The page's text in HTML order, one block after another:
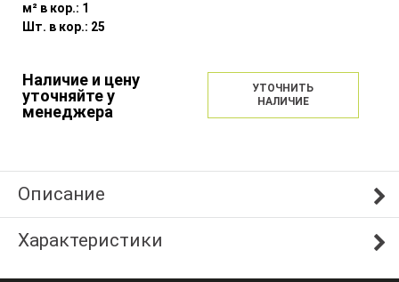
м² в кор.: 1
Шт. в кор.: 25
Наличие и цену
уточняйте у
менеджера
УТОЧНИТЬ
НАЛИЧИЕ
Описание
Характеристики